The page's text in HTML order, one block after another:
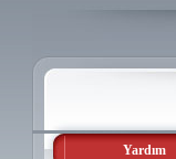
Yardım